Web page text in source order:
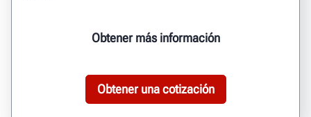
Obtener más información
Obtener una cotización